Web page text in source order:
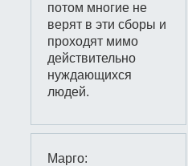
потом многие не
верят в эти сборы и
проходят мимо
действительно
нуждающихся
людей.
Марго: